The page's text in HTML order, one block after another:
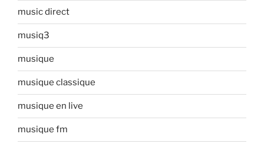
music direct
musiq3
musique
musique classique
musique en live
musique fm